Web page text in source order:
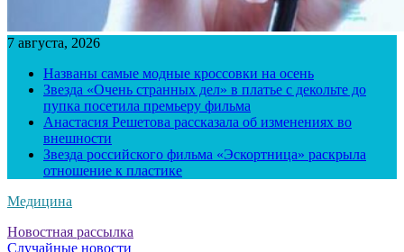
7 августа, 2026
Названы самые модные кроссовки на осень
Звезда «Очень странных дел» в платье с декольте до
пупка посетила премьеру фильма
Анастасия Решетова рассказала об изменениях во
внешности
Звезда российского фильма «Эскортница» раскрыла
отношение к пластике
Медицина
Новостная рассылка
Случайные новости